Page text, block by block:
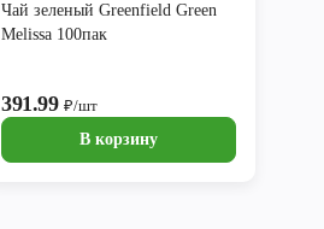
Чай зеленый Greenfield Green
Melissa 100пак
391.99₽/шт
В корзину